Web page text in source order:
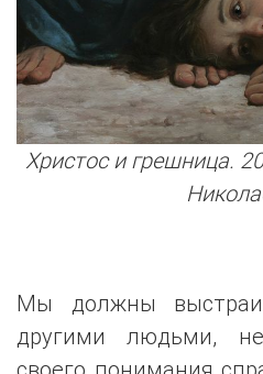
Христос и грешница.
Мы должны
другими людьми,